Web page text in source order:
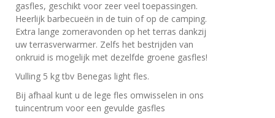
gasfles, geschikt voor zeer veel toepassingen.
Heerlijk barbecueën in de tuin of op de camping.
Extra lange zomeravonden op het terras dankzij
uw terrasverwarmer. Zelfs het bestrijden van
onkruid is mogelijk met dezelfde groene gasfles!
Vulling 5 kg tbv Benegas light fles.
Bij afhaal kunt u de lege fles omwisselen in ons
tuincentrum voor een gevulde gasfles